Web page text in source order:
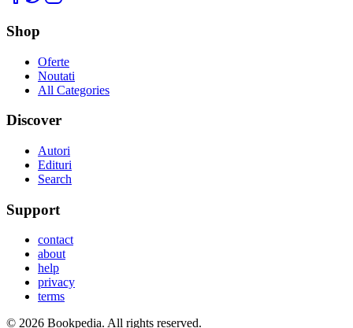
Shop
Oferte
Noutati
All Categories
Discover
Autori
Edituri
Search
Support
contact
about
help
privacy
terms
© 2026 Bookpedia. All rights reserved.